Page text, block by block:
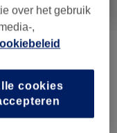
vanaf €15
over het gebruik
,
cookies